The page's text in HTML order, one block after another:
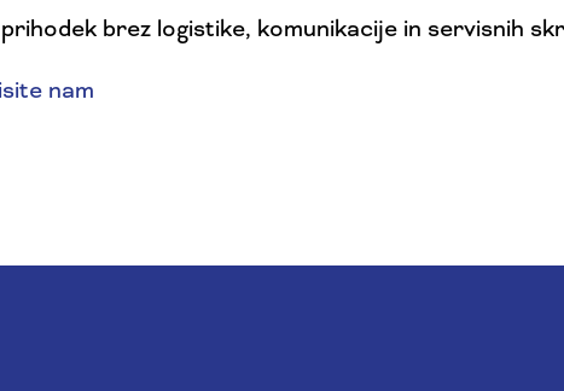
brez logistike, komunikacije in servisnih
nam